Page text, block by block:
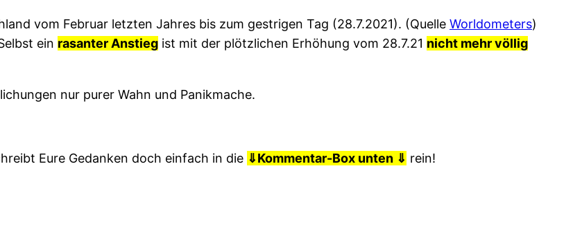
vom Februar letzten Jahres bis zum gestrigen Tag (28.7.2021). (Quelle Worldometers)
ein rasanter Anstieg ist mit der plötzlichen Erhöhung vom 28.7.21 nicht mehr völlig
nur purer Wahn und Panikmache.
Eure Gedanken doch einfach in die ⇓Kommentar-Box unten ⇓ rein!